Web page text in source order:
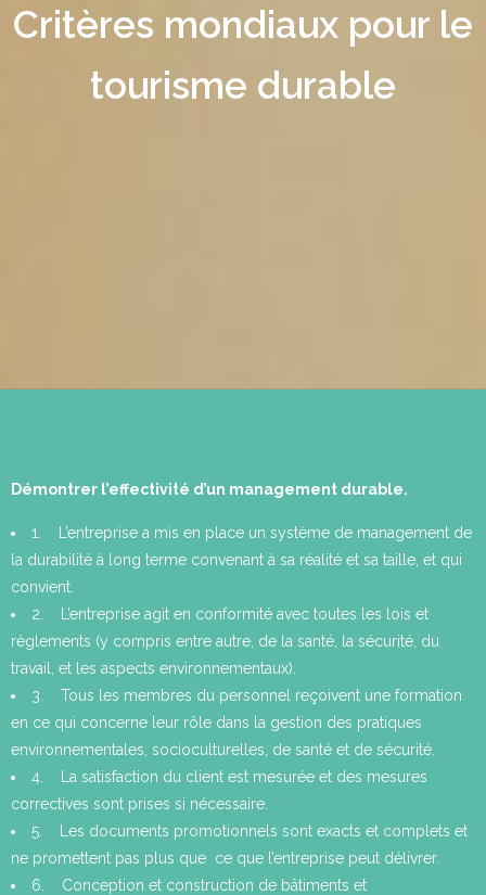
Critères mondiaux pour le
tourisme durable
Démontrer l’effectivité d’un management durable.
1. L’entreprise a mis en place un système de management de
la durabilité à long terme convenant à sa réalité et sa taille, et qui
convient.
2. L’entreprise agit en conformité avec toutes les lois et
règlements (y compris entre autre, de la santé, la sécurité, du
travail, et les aspects environnementaux).
3. Tous les membres du personnel reçoivent une formation
en ce qui concerne leur rôle dans la gestion des pratiques
environnementales, socioculturelles, de santé et de sécurité.
4. La satisfaction du client est mesurée et des mesures
correctives sont prises si nécessaire.
5. Les documents promotionnels sont exacts et complets et
ne promettent pas plus que ce que l’entreprise peut délivrer.
6. Conception et construction de bâtiments et